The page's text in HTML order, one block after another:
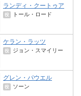
ランディ・クートゥア
役 トール・ロード
ケラン・ラッツ
役 ジョン・スマイリー
グレン・パウエル
役 ソーン